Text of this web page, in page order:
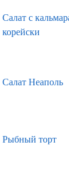
Салат с
корейски
Салат Неаполь
Рыбный торт